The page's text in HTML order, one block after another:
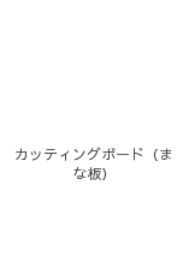
カッティングボード（ま
な板）